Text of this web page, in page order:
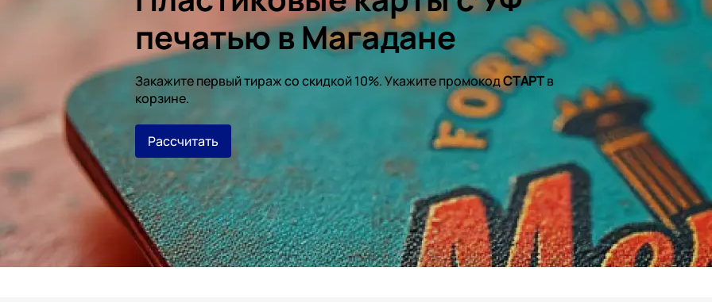
печатью в Магадане
Закажите первый тираж со скидкой 10%. Укажите промокодСТАРТв
корзине.
Рассчитать